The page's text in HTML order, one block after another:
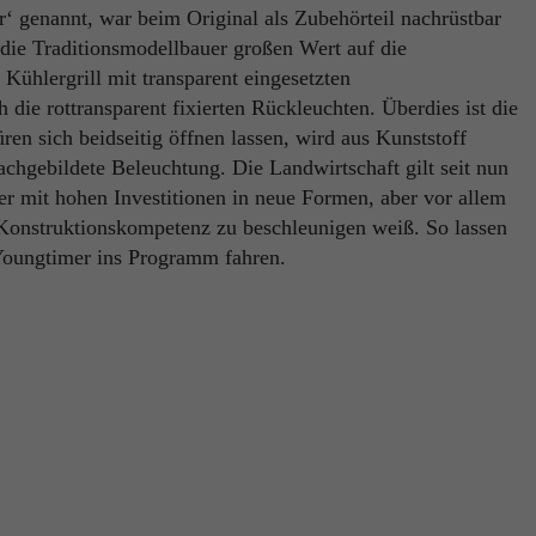
genannt, war beim Original als Zubehörteil nachrüstbar
Traditionsmodellbauer großen Wert auf die
mit transparent eingesetzten
rottransparent fixierten Rückleuchten. Überdies ist die
sich beidseitig öffnen lassen, wird aus Kunststoff
Beleuchtung. Die Landwirtschaft gilt seit nun
mit hohen Investitionen in neue Formen, aber vor allem
zu beschleunigen weiß. So lassen
ins Programm fahren.
PHPSESSID
TYPO3
Ende der Sitzung
PHPs Standard Sitzungs Identifikation (nur für Administratoren
relevant).
Google Analytics
1 Jahr
Enthält eine zufallsgenerierte User-ID. Anhand dieser ID kann
Google Analytics wiederkehrende User auf dieser Website
wiedererkennen und die Daten von früheren Besuchen